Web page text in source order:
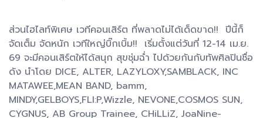
ส่วนไฮไลท์พิเศษ เวทีคอนเสิร์ต ที่พลาดไม่ได้เด็ดขาด!! ปีนี้ก็
จัดเต็ม จัดหนัก เวทีใหญ่บิ๊กเบิ้ม!! เริ่มตั้งแต่วันที่ 12-14 เม.ย.
69 จะมีคอนเสิร์ตให้ได้สนุก สุขชุ่มฉ่ำ ไปด้วยกันกับทัพศิลปินชื่อ
ดัง นำโดย DICE, ALTER, LAZYLOXY,SAMBLACK, INC
MATAWEE,MEAN BAND, bamm,
MINDY,GELBOYS,FLI:P,Wizzle, NEVONE,COSMOS SUN,
CYGNUS, AB Group Trainee, CHiLLiZ, JoaNine-